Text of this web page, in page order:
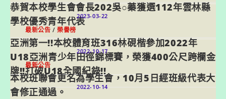
恭賀本校學生會會長202吳○蓁獲選112年雲林縣
學校優秀青年代表2023-03-22
最新公告 /榮譽榜
亞洲第一!!本校體育班316林硯楷參加2022年
U18亞洲青少年田徑錦標賽，榮獲400公尺跨欄金
牌!!打破U18全國紀錄!!
2022-10-17
最新公告
本校班聯會更名為學生會，10月5日經班級代表大
會修正通過。
2022-10-14